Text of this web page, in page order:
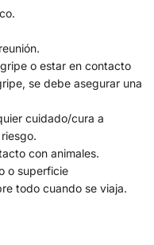
o estar en contacto
se debe asegurar una
cuidado/cura a
con animales.
o superficie
todo cuando se viaja.